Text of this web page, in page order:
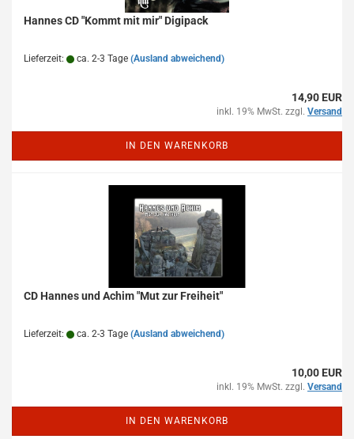
Hannes CD "Kommt mit mir" Digipack
Lieferzeit: ca. 2-3 Tage (Ausland abweichend)
14,90 EUR
inkl. 19% MwSt. zzgl. Versand
IN DEN WARENKORB
CD Hannes und Achim "Mut zur Freiheit"
Lieferzeit: ca. 2-3 Tage (Ausland abweichend)
10,00 EUR
inkl. 19% MwSt. zzgl. Versand
IN DEN WARENKORB